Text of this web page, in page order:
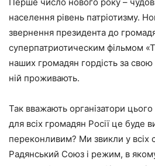
населення рівень патріотизму.
звернення президента до
суперпатриотическим фільмом
наших громадян гордість за свою
ній проживають.
Так вважають організатори
для всіх громадян Росії це буде
переконливим? Ми звикли у всіх
Радянський Союз і режим, в